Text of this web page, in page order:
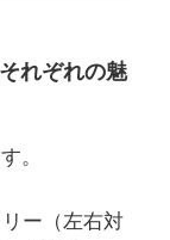
れぞれの魅
。
ー（左右対